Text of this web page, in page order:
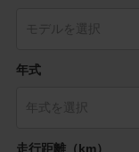
年式
走行距離（km）